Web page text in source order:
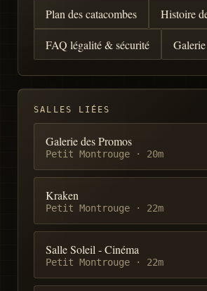
Plan des catacombes Histoire
FAQ légalité & sécurité
SALLES LIÉES
Galerie des Promos
Petit Montrouge · 20m
Kraken
Petit Montrouge · 22m
Salle Soleil - Cinéma
Petit Montrouge · 22m